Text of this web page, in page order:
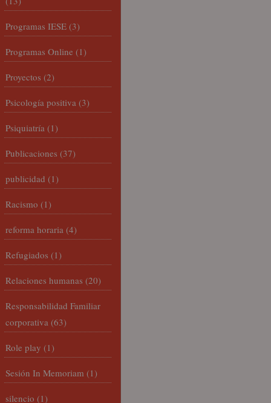
Programas IESE (3)
Programas Online (1)
Proyectos (2)
Psicología positiva (3)
Psiquiatría (1)
Publicaciones (37)
publicidad (1)
Racismo (1)
reforma horaria (4)
Refugiados (1)
Relaciones humanas (20)
Responsabilidad Familiar
corporativa (63)
Role play (1)
Sesión In Memoriam (1)
silencio (1)